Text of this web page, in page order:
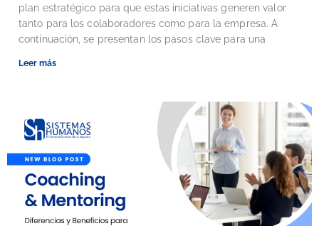
plan estratégico para que estas iniciativas generen valor
tanto para los colaboradores como para la empresa. A
continuación, se presentan los pasos clave para una
Leer más